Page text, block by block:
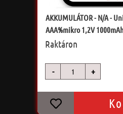
AKKUMULÁTOR - N/A -
AAA%mikro 1,2V
akkumulátor
Raktáron
- +